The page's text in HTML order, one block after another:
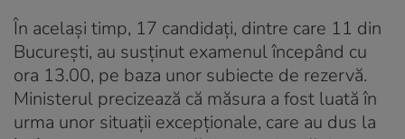
În același timp, 17 candidați, dintre care 11 din
București, au susținut examenul începând cu
ora 13.00, pe baza unor subiecte de rezervă.
Ministerul precizează că măsura a fost luată în
urma unor situații excepționale, care au dus la